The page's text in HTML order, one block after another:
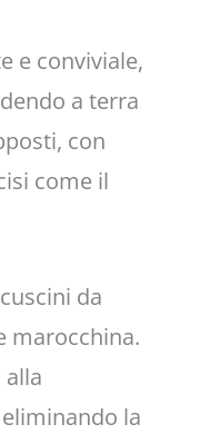
e conviviale,
a terra
con
come il
da
marocchina.
la